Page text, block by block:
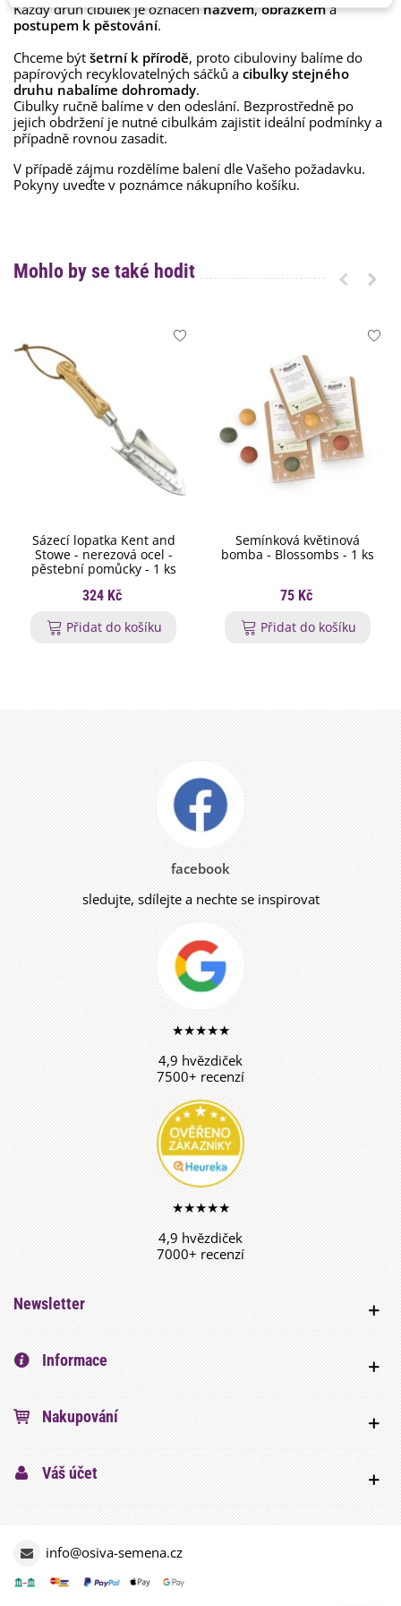
Každý druh cibulek je označennázvem,obrázkema
postupem k pěstování.
Chceme být šetrní k přírodě, proto cibuloviny balíme do
papírových recyklovatelných sáčků a cibulky stejného
druhu nabalíme dohromady.
Cibulky ručně balíme v den odeslání. Bezprostředně po
jejich obdržení je nutné cibulkám zajistit ideální podmínky a
případně rovnou zasadit.
V případě zájmu rozdělíme balení dle Vašeho požadavku.
Pokyny uveďte v poznámce nákupního košíku.
Mohlo by se také hodit
Sázecí lopatka Kent and
Stowe - nerezová ocel -
pěstební pomůcky - 1 ks
324 Kč
Přidat do košíku
Semínková květinová
bomba - Blossombs - 1 ks
75 Kč
Přidat do košíku
facebook
sledujte, sdílejte a nechte se inspirovat
★★★★★
4,9 hvězdiček
7500+ recenzí
★★★★★
4,9 hvězdiček
7000+ recenzí
Newsletter
Informace
Nakupování
Váš účet
info@osiva-semena.cz